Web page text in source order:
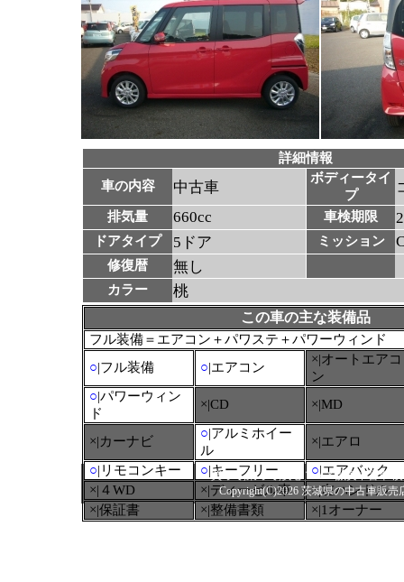
詳細情報
車の内容
中古車
ボディータイ
プ
排気量 660cc 車検期限
ドアタイプ 5ドア ミッション
修復暦 無し
カラー 桃
この車の主な装備品
フル装備＝エアコン＋パワステ＋パワーウィンド
○|フル装備 ○|エアコン
×|オートエアコ
ン
○|パワーウィン
ド
×|CD ×|MD
×|カーナビ
○|アルミホイー
ル
×|エアロ
○|リモコンキー ○|キーフリー ○|エアバック
×|４WD
×|ディーゼル車
×|左ハンドル
×|保証書
×|整備書類 ×|1オーナー
買って,乗って,安心ＴＡＸ誠実中古車/
Copyright(C)2026 茨城県の中古車販